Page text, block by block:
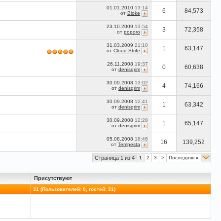
01.01.2010 13:14
от Bloke 6 84,573
23.10.2009 13:54
от poporo 3 72,358
31.03.2009 21:10
от Cloud Strife 1 63,147
26.11.2008 19:37
от denisgrim 0 60,638
30.09.2008 13:02
от denisgrim 4 74,166
30.09.2008 12:41
от denisgrim 1 63,342
30.09.2008 12:28
от denisgrim 1 65,147
05.08.2008 18:46
от Tempesta 16 139,252
Страница 1 из 4 1 2 3 > Последняя »
Присутствуют
31 (Пользователей: 0, гостей: 31)